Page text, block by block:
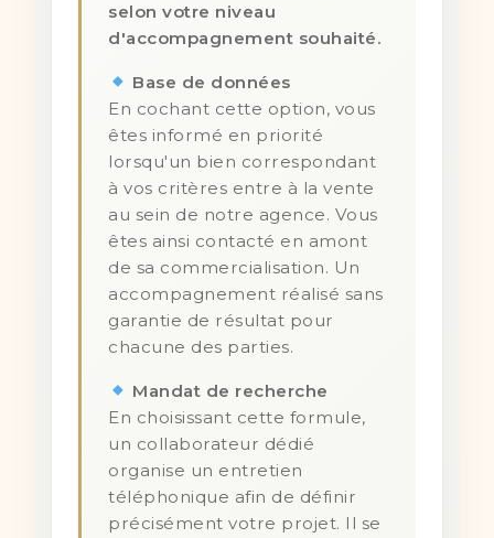
selon votre niveau
d'accompagnement souhaité.
Base de données
En cochant cette option, vous
êtes informé en priorité
lorsqu'un bien correspondant
à vos critères entre à la vente
au sein de notre agence. Vous
êtes ainsi contacté en amont
de sa commercialisation. Un
accompagnement réalisé sans
garantie de résultat pour
chacune des parties.
Mandat de recherche
En choisissant cette formule,
un collaborateur dédié
organise un entretien
téléphonique afin de définir
précisément votre projet. Il se